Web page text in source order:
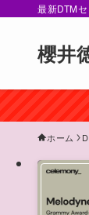
最新DTM
櫻井
ホーム